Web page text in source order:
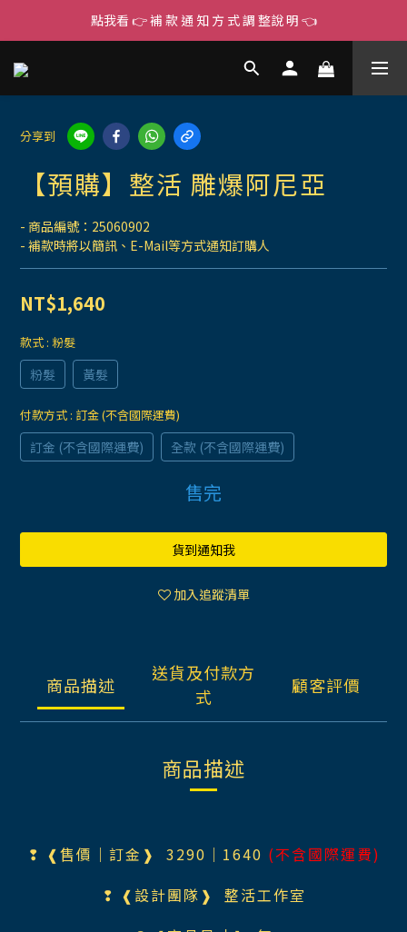
點我看 👉 補 款 通 知 方 式 調 整說 明 👈
分享到
【預購】整活 雕爆阿尼亞
- 商品編號：25060902
- 補款時將以簡訊、E-Mail等方式通知訂購人
NT$1,640
款式 : 粉髮
粉髮 黃髮
付款方式 : 訂金 (不含國際運費)
訂金 (不含國際運費) 全款 (不含國際運費)
售完
貨到通知我
加入追蹤清單
商品描述
送貨及付款方
式
顧客評價
商品描述
❢ ❰售價｜訂金❱ 3290 ｜1640 (不含國際運費)
❢ ❰設計團隊❱ 整活工作室